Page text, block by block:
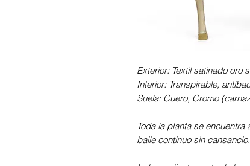
Exterior: Textil satinado oro
Interior: Transpirable,
Suela: Cuero, Cromo
Toda la planta se
baile continuo sin cansancio.